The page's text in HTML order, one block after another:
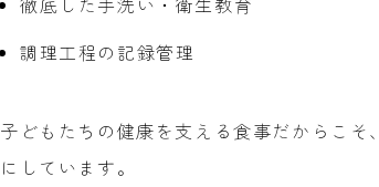
調理工程の記録管理
子どもたちの健康を支える食事だからこ
にしています。